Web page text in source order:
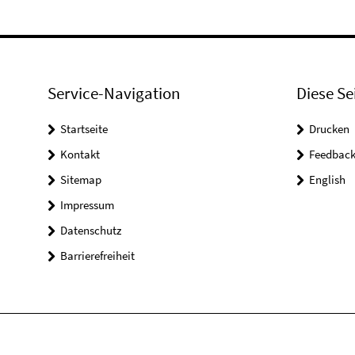
Service-Navigation
Startseite
Kontakt
Sitemap
Impressum
Datenschutz
Barrierefreiheit
Diese
Drucken
Feedback
English